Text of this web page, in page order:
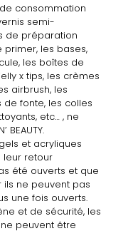
consommation
semi­
de préparation
les bases,
les boîtes de
x tips, les crèmes
airbrush, les
de fonte, les colles
etc… , ne
BEAUTY.
et acryliques
leur retour
été ouverts et que
ne peuvent pas
une fois ouverts.
et de sécurité, les
peuvent être